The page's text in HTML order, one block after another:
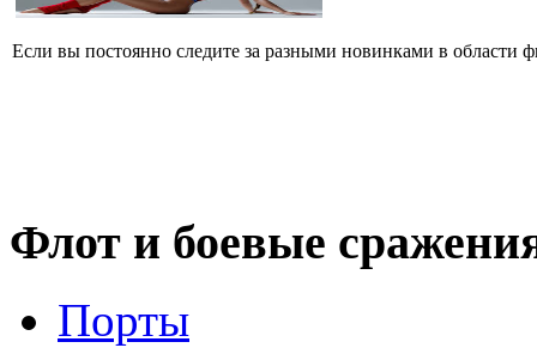
Если вы постоянно следите за разными новинками в области
Флот и боевые
Порты